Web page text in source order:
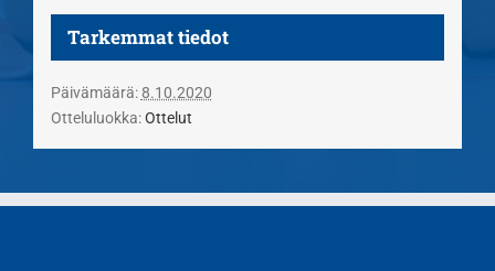
Tarkemmat tiedot
Päivämäärä: 8.10.2020
Otteluluokka: Ottelut